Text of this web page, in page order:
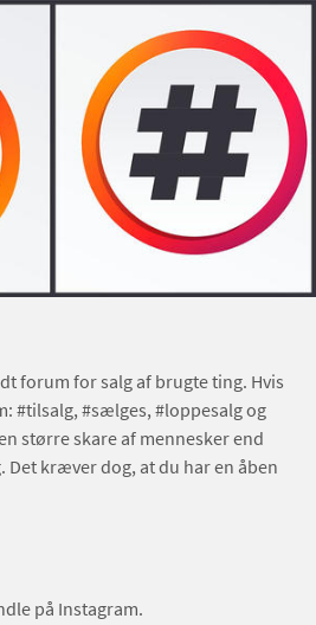
forum for salg af brugte ting. Hvis
#tilsalg, #sælges, #loppesalg og
større skare af mennesker end
Det kræver dog, at du har en åben
på Instagram.